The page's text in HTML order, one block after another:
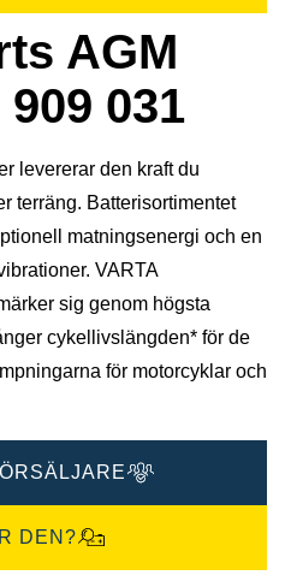
AGM
031
levererar den kraft du
terräng. Batterisortimentet
matningsenergi och en
VARTA
sig genom högsta
cykellivslängden* för de
för motorcyklar och
DEN?